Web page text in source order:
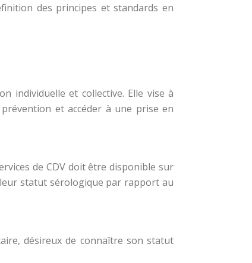
des principes et standards en
individuelle et collective. Elle vise à
et accéder à une prise en
de CDV doit être disponible sur
statut sérologique par rapport au
désireux de connaître son statut